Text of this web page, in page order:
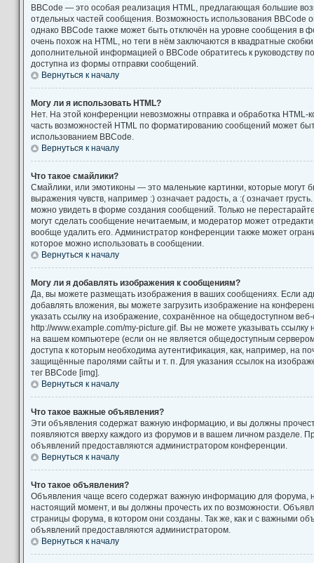
BBCode — это особая реализация HTML, предлагающая большие
отдельных частей сообщения. Возможность использования BBCode
однако BBCode также может быть отключён на уровне сообщения в
очень похож на HTML, но теги в нём заключаются в квадратные
дополнительной информацией о BBCode обратитесь к руководству
доступна из формы отправки сообщений.
Вернуться к началу
Могу ли я использовать HTML?
Нет. На этой конференции невозможны отправка и обработка
часть возможностей HTML по форматированию сообщений может
использованием BBCode.
Вернуться к началу
Что такое смайлики?
Смайлики, или эмотиконы — это маленькие картинки, которые могут
выражения чувств, например :) означает радость, а :( означает
можно увидеть в форме создания сообщений. Только не
могут сделать сообщение нечитаемым, и модератор может
вообще удалить его. Администратор конференции также может
которое можно использовать в сообщении.
Вернуться к началу
Могу ли я добавлять изображения к сообщениям?
Да, вы можете размещать изображения в ваших сообщениях. Если
добавлять вложения, вы можете загрузить изображение на
указать ссылку на изображение, сохранённое на общедоступном
http://www.example.com/my-picture.gif. Вы не можете указывать
на вашем компьютере (если он не является общедоступным
доступа к которым необходима аутентификация, как, например, на
защищённые паролями сайты и т. п. Для указания ссылок на
тег BBCode [img].
Вернуться к началу
Что такое важные объявления?
Эти объявления содержат важную информацию, и вы должны
появляются вверху каждого из форумов и в вашем личном разделе.
объявлений предоставляются администратором конференции.
Вернуться к началу
Что такое объявления?
Объявления чаще всего содержат важную информацию для форума,
настоящий момент, и вы должны прочесть их по возможности.
страницы форума, в котором они созданы. Так же, как и с важными
объявлений предоставляются администратором.
Вернуться к началу